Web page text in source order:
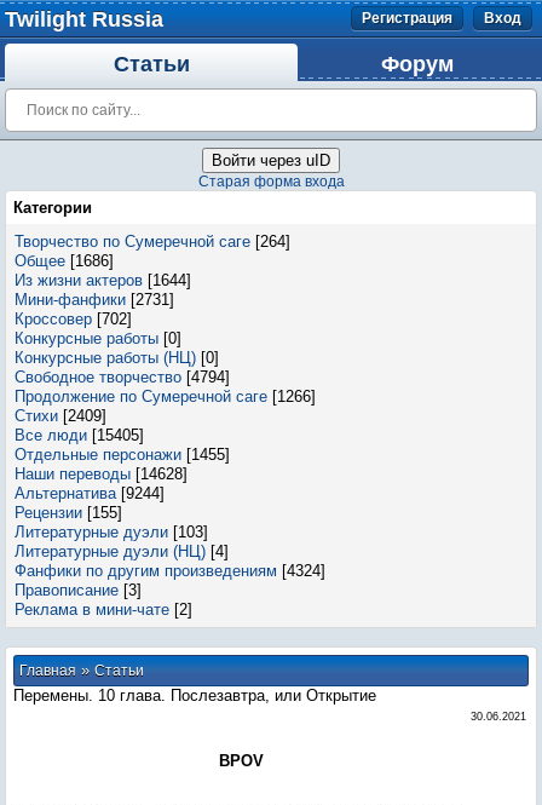
Twilight Russia Регистрация Вход
Статьи Форум
Войти через uID
Старая форма входа
Категории
Творчество по Сумеречной саге [264]
Общее [1686]
Из жизни актеров [1644]
Мини-фанфики [2731]
Кроссовер [702]
Конкурсные работы [0]
Конкурсные работы (НЦ) [0]
Свободное творчество [4794]
Продолжение по Сумеречной саге [1266]
Стихи [2409]
Все люди [15405]
Отдельные персонажи [1455]
Наши переводы [14628]
Альтернатива [9244]
Рецензии [155]
Литературные дуэли [103]
Литературные дуэли (НЦ) [4]
Фанфики по другим произведениям [4324]
Правописание [3]
Реклама в мини-чате [2]
Главная»Статьи
Перемены. 10 глава. Послезавтра, или Открытие
30.06.2021
BPOV